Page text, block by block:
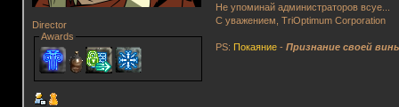
Director
Awards
Не упоминай администраторов всуе...
С уважением, TriOptimum Corporation
PS: Покаяние -Признание своей